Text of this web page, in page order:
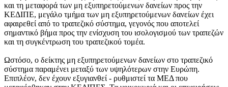
και τη μεταφορά των μη εξυπηρετούμενων δανείων προς την
ΚΕΔΙΠΕ, μεγάλο τμήμα των μη εξυπηρετούμενων δανείων έχει
αφαιρεθεί από το τραπεζικό σύστημα, γεγονός που αποτελεί
σημαντικό βήμα προς την ενίσχυση του ισολογισμού των τραπεζών
και τη συγκέντρωση του τραπεζικού τομέα.
Ωστόσο, ο δείκτης μη εξυπηρετούμενων δανείων στο τραπεζικό
σύστημα παραμένει μεταξύ των υψηλότερων στην Ευρώπη.
Επιπλέον, δεν έχουν εξυγιανθεί - ρυθμιστεί τα ΜΕΔ που